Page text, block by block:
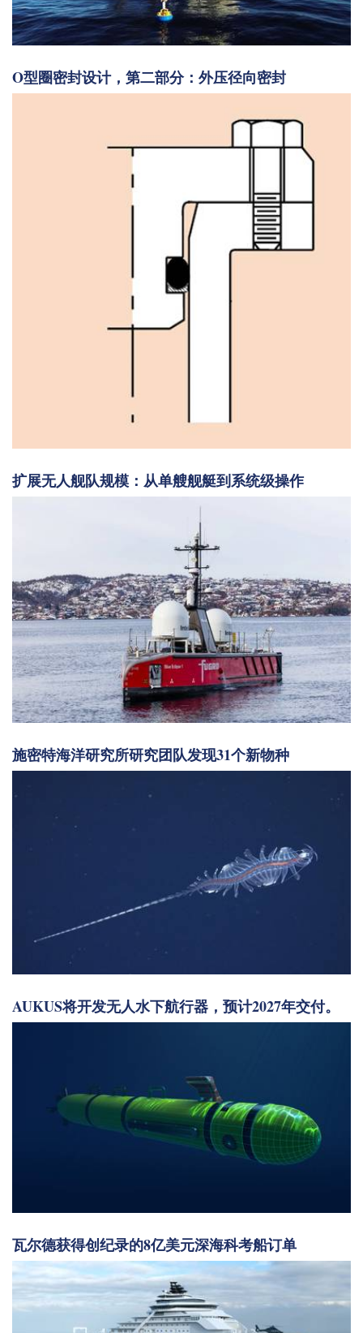
O型圈密封设计，第二部分：外压径向密封
扩展无人舰队规模：从单艘舰艇到系统级操作
施密特海洋研究所研究团队发现31个新物种
AUKUS将开发无人水下航行器，预计2027年交付。
瓦尔德获得创纪录的8亿美元深海科考船订单